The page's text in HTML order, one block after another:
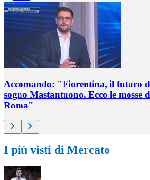
Accomando: "Fiorentina, il futuro
sogno Mastantuono. Ecco le mosse
Roma"
I più visti di Mercato